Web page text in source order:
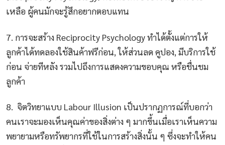
เหลือ ผู้คนมักจะรู้สึกอยากตอบแทน
7. การจะสร้าง Reciprocity Psychology ทำได้ตั้งแต่การให้
ลูกค้าได้ทดลองใช้สินค้าฟรีก่อน, ให้ส่วนลด คูปอง, มีบริการใช้
ก่อน จ่ายทีหลัง รวมไปถึงการแสดงความขอบคุณ หรือชื่นชม
ลูกค้า
8. จิตวิทยาแบบ Labour Illusion เป็นปรากฏการณ์ที่บอกว่า
คนเราจะมองเห็นคุณค่าของสิ่งต่าง ๆ มากขึ้นเมื่อเราเห็นความ
พยายามหรือทรัพยากรที่ใช้ในการสร้างสิ่งนั้น ๆ ซึ่งจะทำให้คน